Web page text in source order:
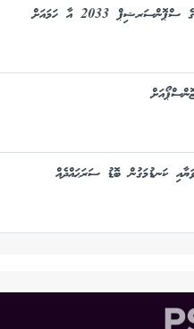
2033 އާ ހަމައަށް
ކަނޑުމަގުން ބޮޑު ސަރަޙައްދެއް